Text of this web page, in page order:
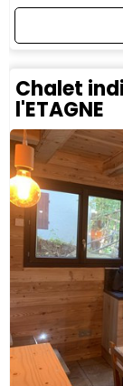
Chalet
l'ETAGNE